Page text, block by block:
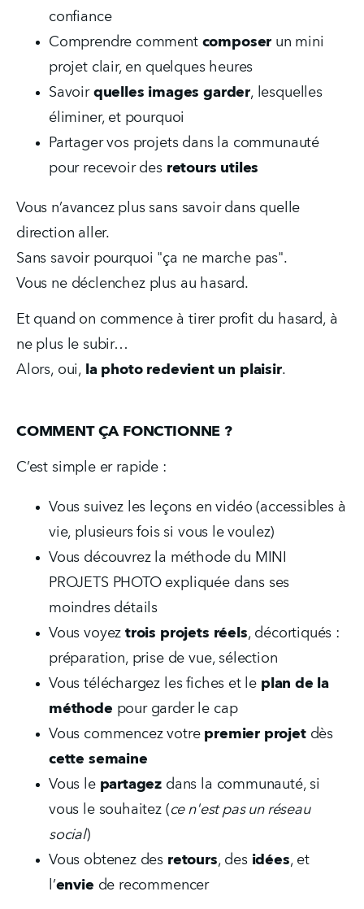
confiance
Comprendre comment composer un mini
projet clair, en quelques heures
Savoir quelles images garder, lesquelles
éliminer, et pourquoi
Partager vos projets dans la communauté
pour recevoir des retours utiles
Vous n’avancez plus sans savoir dans quelle
direction aller.
Sans savoir pourquoi "ça ne marche pas".
Vous ne déclenchez plus au hasard.
Et quand on commence à tirer profit du hasard, à
ne plus le subir…
Alors, oui, la photo redevient un plaisir.
COMMENT ÇA FONCTIONNE ?
C’est simple er rapide :
Vous suivez les leçons en vidéo (accessibles à
vie, plusieurs fois si vous le voulez)
Vous découvrez la méthode du MINI
PROJETS PHOTO expliquée dans ses
moindres détails
Vous voyez trois projets réels, décortiqués :
préparation, prise de vue, sélection
Vous téléchargez les fiches et le plan de la
méthode pour garder le cap
Vous commencez votre premier projet
cette semaine
Vous le partagez dans la communauté, si
vous le souhaitez (ce n'est pas un réseau
social)
Vous obtenez des retours, des idées, et
l’envie de recommencer